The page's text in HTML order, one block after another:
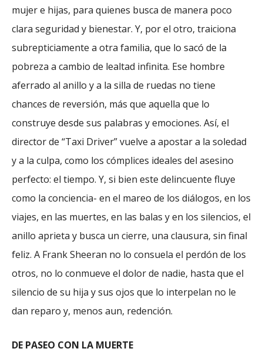
mujer e hijas, para quienes busca de manera poco
clara seguridad y bienestar. Y, por el otro, traiciona
subrepticiamente a otra familia, que lo sacó de la
pobreza a cambio de lealtad infinita. Ese hombre
aferrado al anillo y a la silla de ruedas no tiene
chances de reversión, más que aquella que lo
construye desde sus palabras y emociones. Así, el
director de “Taxi Driver” vuelve a apostar a la soledad
y a la culpa, como los cómplices ideales del asesino
perfecto: el tiempo. Y, si bien este delincuente fluye
como la conciencia- en el mareo de los diálogos, en los
viajes, en las muertes, en las balas y en los silencios, el
anillo aprieta y busca un cierre, una clausura, sin final
feliz. A Frank Sheeran no lo consuela el perdón de los
otros, no lo conmueve el dolor de nadie, hasta que el
silencio de su hija y sus ojos que lo interpelan no le
dan reparo y, menos aun, redención.
DE PASEO CON LA MUERTE